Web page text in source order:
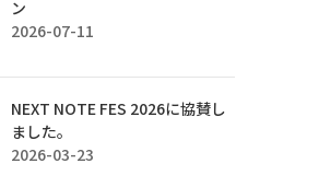
ン
2026-07-11
NEXT NOTE FES 2026に協賛し
ました。
2026-03-23